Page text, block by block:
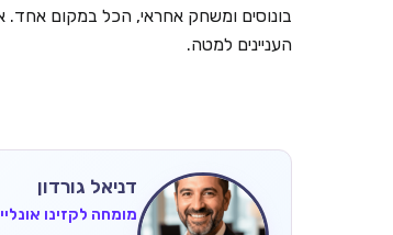
בונוסים ומשחק אחראי, הכל במקום אחד.
העניינים למטה.
דניאל גורדון
מומחה לקזינו